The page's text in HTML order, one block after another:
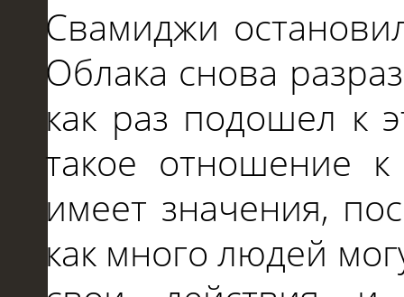
Свамиджи
Облака снова
как раз подошел к
такое отношение
имеет значения,
как много людей